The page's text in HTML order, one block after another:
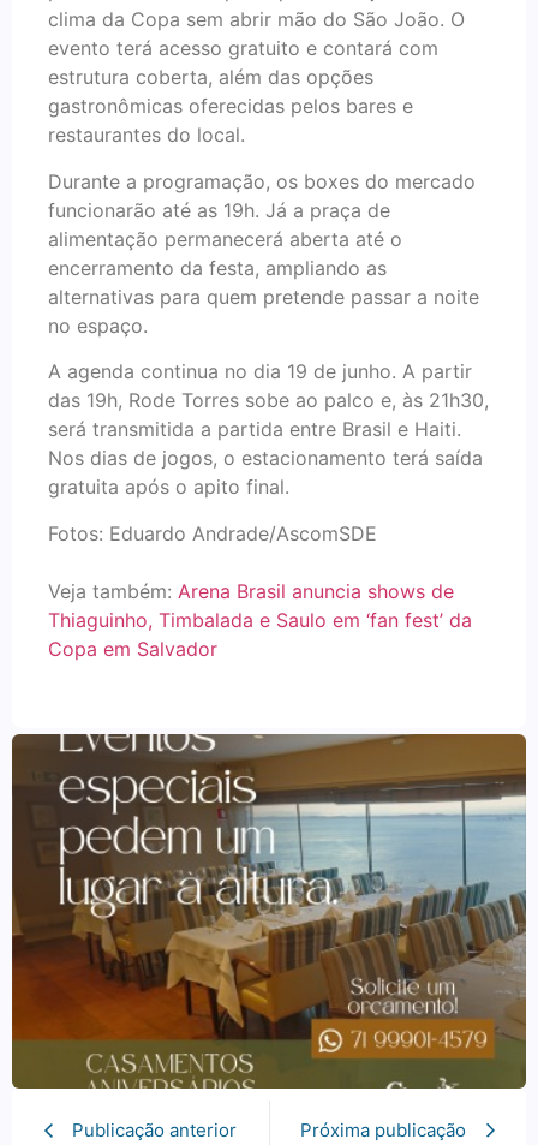
clima da Copa sem abrir mão do São João. O
evento terá acesso gratuito e contará com
estrutura coberta, além das opções
gastronômicas oferecidas pelos bares e
restaurantes do local.
Durante a programação, os boxes do mercado
funcionarão até as 19h. Já a praça de
alimentação permanecerá aberta até o
encerramento da festa, ampliando as
alternativas para quem pretende passar a noite
no espaço.
A agenda continua no dia 19 de junho. A partir
das 19h, Rode Torres sobe ao palco e, às 21h30,
será transmitida a partida entre Brasil e Haiti.
Nos dias de jogos, o estacionamento terá saída
gratuita após o apito final.
Fotos: Eduardo Andrade/AscomSDE
Veja também: Arena Brasil anuncia shows de
Thiaguinho, Timbalada e Saulo em ‘fan fest’ da
Copa em Salvador
Publicação anterior Próxima publicação